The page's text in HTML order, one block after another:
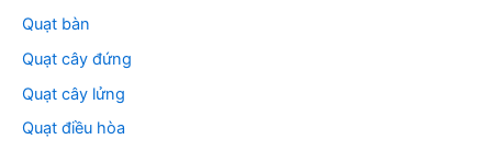
Quạt bàn
Quạt cây đứng
Quạt cây lửng
Quạt điều hòa